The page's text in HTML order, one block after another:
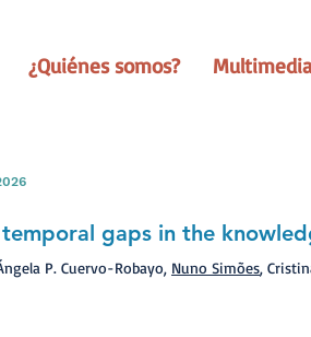
¿Quiénes somos?
gaps in the
P. Cuervo-Robayo, Nuno Simões,